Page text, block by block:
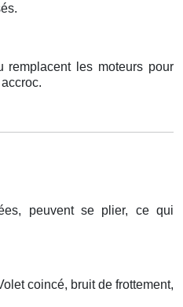
remplacent les moteurs pour
peuvent se plier, ce qui
coincé, bruit de frottement,